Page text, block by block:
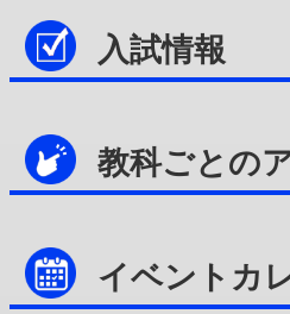
入試情報
教科ごとの
イベントカ